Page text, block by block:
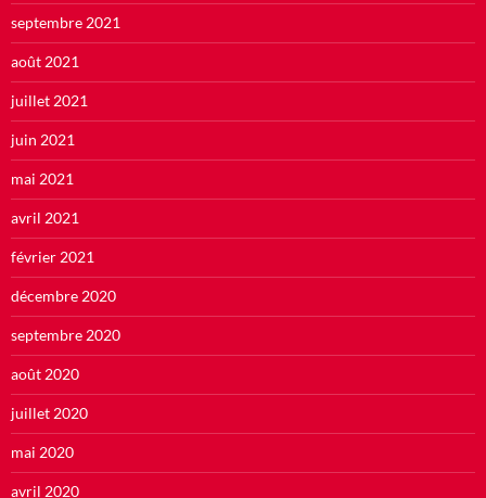
septembre 2021
août 2021
juillet 2021
juin 2021
mai 2021
avril 2021
février 2021
décembre 2020
septembre 2020
août 2020
juillet 2020
mai 2020
avril 2020